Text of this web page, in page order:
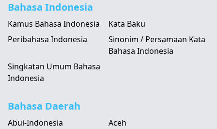
Bahasa Indonesia
Kamus Bahasa Indonesia
Kata Baku
Peribahasa Indonesia
Sinonim / Persamaan Kata
Bahasa Indonesia
Singkatan Umum Bahasa
Indonesia
Bahasa Daerah
Abui-Indonesia
Aceh